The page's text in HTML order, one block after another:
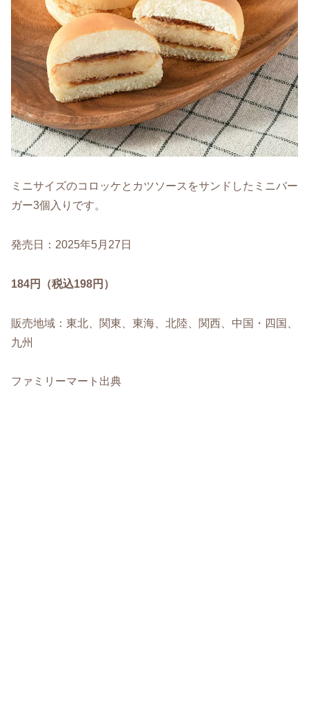
ミニサイズのコロッケとカツソースをサンドしたミニバー
ガー3個入りです。
発売日：2025年5月27日
184円（税込198円）
販売地域：東北、関東、東海、北陸、関西、中国・四国、
九州
ファミリーマート出典